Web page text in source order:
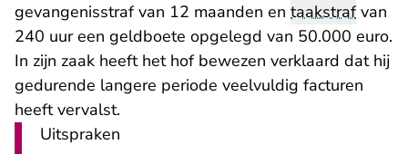
gevangenisstraf van 12 maanden en taakstrafvan
240 uur een geldboete opgelegd van 50.000 euro.
In zijn zaak heeft het hof bewezen verklaard dat hij
gedurende langere periode veelvuldig facturen
heeft vervalst.
Uitspraken